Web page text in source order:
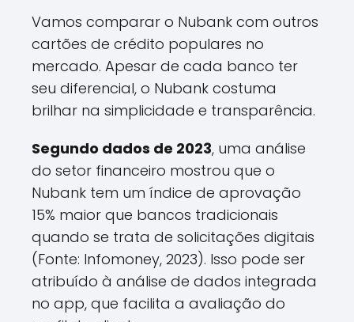
Vamos comparar o Nubank com outros
cartões de crédito populares no
mercado. Apesar de cada banco ter
seu diferencial, o Nubank costuma
brilhar na simplicidade e transparência.
Segundo dados de 2023, uma análise
do setor financeiro mostrou que o
Nubank tem um índice de aprovação
15% maior que bancos tradicionais
quando se trata de solicitações digitais
(Fonte: Infomoney, 2023). Isso pode ser
atribuído à análise de dados integrada
no app, que facilita a avaliação do